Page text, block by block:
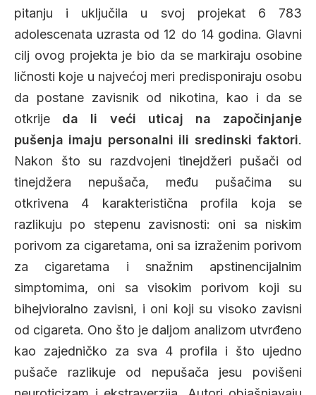
pitanju i uključila u svoj projekat 6 783
adolescenata uzrasta od 12 do 14 godina. Glavni
cilj ovog projekta je bio da se markiraju osobine
ličnosti koje u najvećoj meri predisponiraju osobu
da postane zavisnik od nikotina, kao i da se
otkrije da li veći uticaj na započinjanje
pušenja imaju personalni ili sredinski faktori.
Nakon što su razdvojeni tinejdžeri pušači od
tinejdžera nepušača, među pušačima su
otkrivena 4 karakteristična profila koja se
razlikuju po stepenu zavisnosti: oni sa niskim
porivom za cigaretama, oni sa izraženim porivom
za cigaretama i snažnim apstinencijalnim
simptomima, oni sa visokim porivom koji su
bihejvioralno zavisni, i oni koji su visoko zavisni
od cigareta. Ono što je daljom analizom utvrđeno
kao zajedničko za sva 4 profila i što ujedno
pušače razlikuje od nepušača jesu povišeni